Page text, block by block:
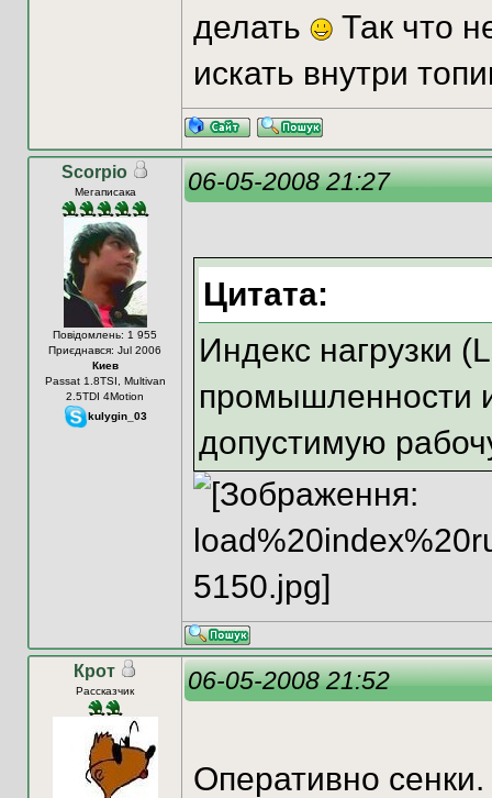
делать
Так что
искать внутри
Scorpio
Мегаписака
Повідомлень: 1 955
Приєднався: Jul 2006
Киев
Passat 1.8TSI, Multivan
2.5TDI 4Motion
kulygin_03
06-05-2008 21:27
Цитата:
Индекс нагрузки
промышленности
допустимую
Крот
Рассказчик 06-05-2008 21:52
Оперативно сенки.